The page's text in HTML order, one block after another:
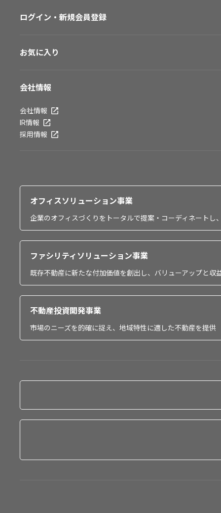
ログイン・新規会員登録
お気に入り
会社情報
会社情報
IR情報
採用情報
オフィスソリューション事業
企業のオフィスづくりをトータルで提案・コーディネート
ファシリティソリューション事業
既存不動産に新たな付加価値を創出し、バリューアップと収
不動産投資開発事業
市場のニーズを的確に捉え、地域特性に適した不動産を提供